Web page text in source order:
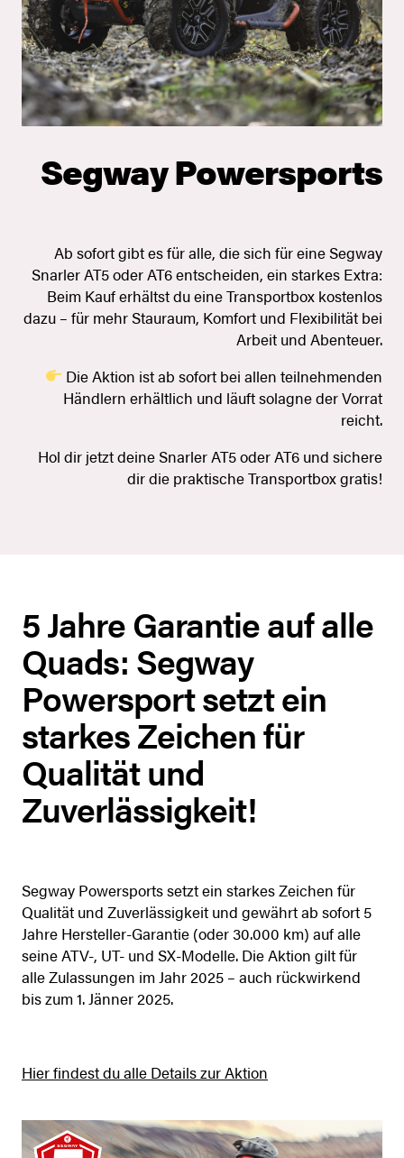
Segway Powersports
Ab sofort gibt es für alle, die sich für eine Segway
Snarler AT5 oder AT6 entscheiden, ein starkes Extra:
Beim Kauf erhältst du eine Transportbox kostenlos
dazu – für mehr Stauraum, Komfort und Flexibilität bei
Arbeit und Abenteuer.
Die Aktion ist ab sofort bei allen teilnehmenden
Händlern erhältlich und läuft solagne der Vorrat
reicht.
Hol dir jetzt deine Snarler AT5 oder AT6 und sichere
dir die praktische Transportbox gratis!
5 Jahre Garantie auf alle
Quads: Segway
Powersport setzt ein
starkes Zeichen für
Qualität und
Zuverlässigkeit!
Segway Powersports setzt ein starkes Zeichen für
Qualität und Zuverlässigkeit und gewährt ab sofort 5
Jahre Hersteller-Garantie (oder 30.000 km) auf alle
seine ATV-, UT- und SX-Modelle. Die Aktion gilt für
alle Zulassungen im Jahr 2025 – auch rückwirkend
bis zum 1. Jänner 2025.
Hier findest du alle Details zur Aktion